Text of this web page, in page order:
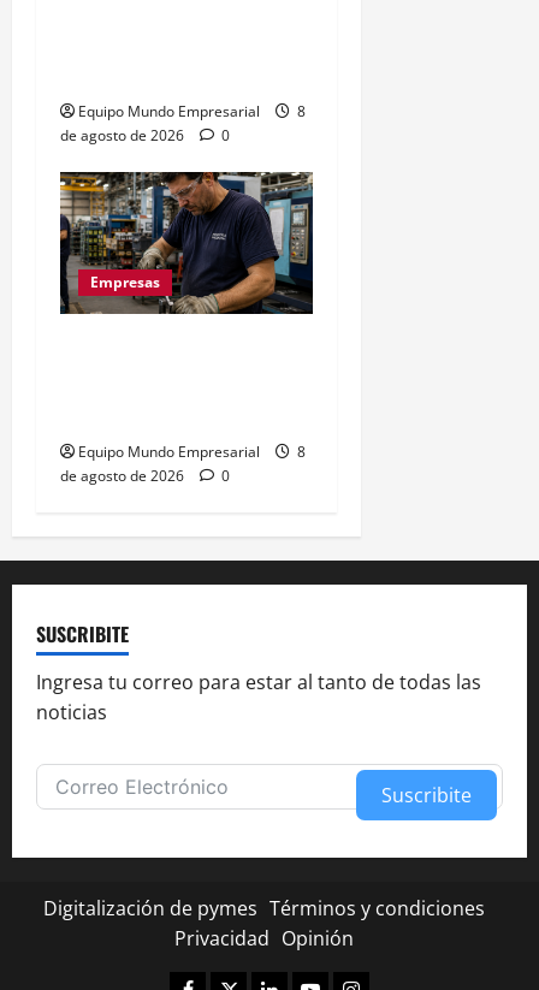
Equipo Mundo Empresarial
8
de agosto de 2026
0
Empresas
Equipo Mundo Empresarial
8
de agosto de 2026
0
SUSCRIBITE
Ingresa tu correo para estar al tanto de todas las
noticias
Suscribite
Digitalización de pymes Términos y condiciones
Privacidad Opinión